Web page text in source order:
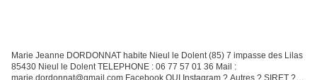
Marie Jeanne DORDONNAT habite Nieul le Dolent (85) 7 impasse des Lilas
85430 Nieul le Dolent TELEPHONE : 06 77 57 01 36 Mail :
marie.dordonnat@gmail.com Facebook OUI Instagram ? Autres ? SIRET ?